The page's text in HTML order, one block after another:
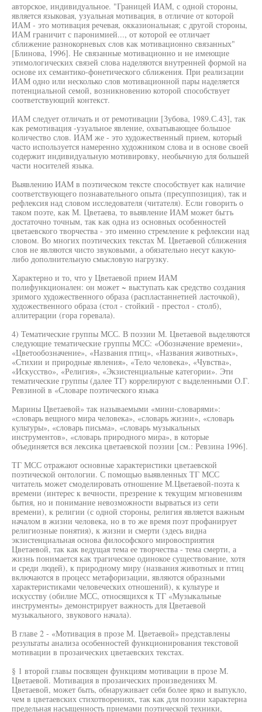
авторское, индивидуальное. "Границей ИАМ, с одной стороны,
является языковая, узуальная мотивация, в отличие от которой
ИАМ - это мотивация речевая, окказиональная; с другой стороны,
ИАМ граничит с паронимией..., от которой ее отличает
сближение разнокорневых слов как мотивационно связанных"
[Блинова, 1996]. Не связанные мотивационно и не имеющие
этимологических связей слова наделяются внутренней формой на
основе их семантико-фонетического сближения. При реализации
ИАМ одно или несколько слов мотивационной пары наделяется
потенциальной семой, возникновению которой способствует
соответствующий контекст.
ИАМ следует отличать и от ремотивации [Зубова, 1989.С.43], так
как ремотивация -узуальное явление, охватывающее большое
количество слов. ИАМ же - это художественный прием, который
часто используется намеренно художником слова и в основе своей
содержит индивидуальную мотивировку, необычную для большей
части носителей языка.
Выявлению ИАМ в поэтическом тексте способствует как наличие
соответствующего познавательного опыта (пресуппозиция), так и
рефлексия над словом исследователя (читателя). Если говорить о
таком поэте, как М. Цветаева, то выявление ИАМ может бьггь
достаточно точным, так как одна из основных особенностей
цветаевского творчества - это именно стремление к рефлексии над
словом. Во многих поэтических текстах М. Цветаевой сближения
слов не являются чисто звуковыми, а обязательно несут какую-
либо дополнительную смысловую нагрузку.
Характерно и то, что у Цветаевой прием ИАМ
полифункционален: он может ~ выступать как средство создания
зримого художественного образа (распластаннетией ласточкой),
художественного образа (стол - стойкий - престол - столб),
аллитерации (гора горевала).
4) Тематические группы МСС. В поэзии М. Цветаевой выделяются
следующие тематические группы МСС: «Обозначение времени»,
«Цветообозначение», «Названия птиц», «Названия животных»,
«Стихии и природные явления», «Тело человека», «Чувства»,
«Искусство», «Религия», «Экзистенциальные категории». Эти
тематические группы (далее ТГ) коррелируют с выделенными О.Г.
Ревзиной в «Словаре поэтического языка
Марины Цветаевой» так называемыми «мини-словарями»:
«словарь вещного мира человека», «словарь жизни», «словарь
культуры», «словарь письма», «словарь музыкальных
инструментов», «словарь природного мира», в которые
объединяется вся лексика цветаевской поэзии [см.: Ревзина 1996].
ТГ МСС отражают основные характеристики цветаевской
поэтической онтологии. С помощью выявленных ТГ МСС
читатель может смоделировать отношение М.Цветаевой-поэта к
времени (интерес к вечности, презрение к текущим мгновениям
бытия, но и понимание невозможности вырваться из сети
времени), к религии (с одной стороны, религия является важным
началом в жизни человека, но в то же время поэт профанирует
религиозные понятия), к жизни и смерти (здесь видна
экзистенциальная основа философского мировосприятия
Цветаевой, так как ведущая тема ее творчества - тема смерти, а
жизнь понимается как трагическое одинокое существование, хотя
и среди людей), к природному миру (названия животных и птиц
включаются в процесс метафоризации, являются образными
характеристиками человеческих отношений), к культуре и
искусству (обилие МСС, относящихся к ТГ «Музыкальные
инструменты» демонстрирует важность для Цветаевой
музыкального, звукового начала).
В главе 2 - «Мотивация в прозе М. Цветаевой» представлены
результаты анализа особенностей функционирования текстовой
мотивации в прозаических цветаевских текстах.
§ 1 второй главы посвящен функциям мотивации в прозе М.
Цветаевой. Мотивация в прозаических произведениях М.
Цветаевой, может быть, обнаруживает себя более ярко и выпукло,
чем в цветаевских стихотворениях, так как для поэзии характерна
предельная насыщенность приемами поэтической техники,